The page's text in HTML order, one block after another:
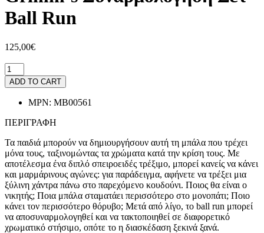
Ball Run
125,00€
ADD TO CART
MPN: MB00561
ΠΕΡΙΓΡΑΦΗ
Τα παιδιά μπορούν να δημιουργήσουν αυτή τη μπάλα που τρέχει
μόνα τους, ταξινομώντας τα χρώματα κατά την κρίση τους. Με
αποτέλεσμα ένα διπλό σπειροειδές τρέξιμο, μπορεί κανείς να κάνει
και μαρμάρινους αγώνες: για παράδειγμα, αφήνετε να τρέξει μια
ξύλινη χάντρα πάνω στο παρεχόμενο κουδούνι. Ποιος θα είναι ο
νικητής; Ποια μπάλα σταματάει περισσότερο στο μονοπάτι; Ποιο
κάνει τον περισσότερο θόρυβο; Μετά από λίγο, το ball run μπορεί
να αποσυναρμολογηθεί και να τακτοποιηθεί σε διαφορετικό
χρωματικό στήσιμο, οπότε το η διασκέδαση ξεκινά ξανά.